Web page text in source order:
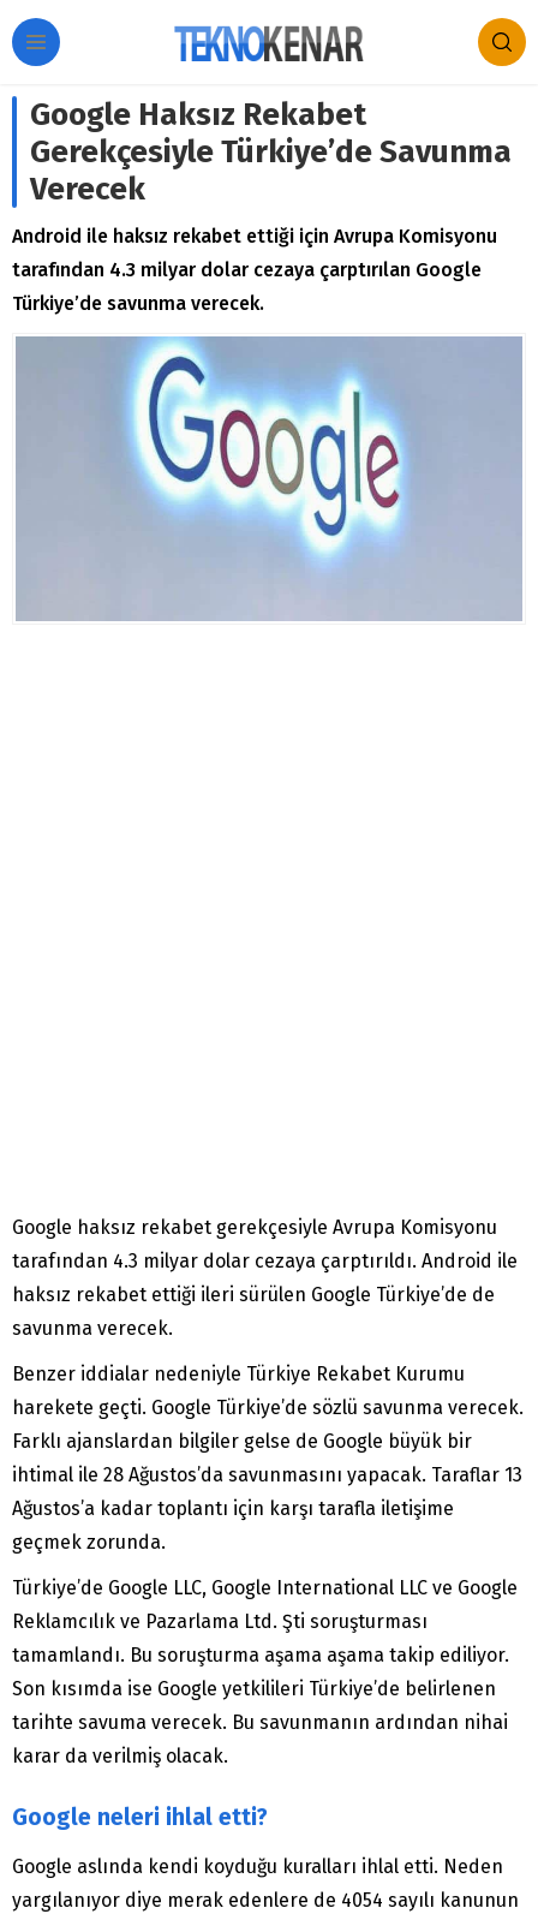
Google Haksız Rekabet
Gerekçesiyle Türkiye’de Savunma
Verecek
Android ile haksız rekabet ettiği için Avrupa Komisyonu
tarafından 4.3 milyar dolar cezaya çarptırılan Google
Türkiye’de savunma verecek.
Google haksız rekabet gerekçesiyle Avrupa Komisyonu
tarafından 4.3 milyar dolar cezaya çarptırıldı. Android ile
haksız rekabet ettiği ileri sürülen Google Türkiye’de de
savunma verecek.
Benzer iddialar nedeniyle Türkiye Rekabet Kurumu
harekete geçti. Google Türkiye’de sözlü savunma verecek.
Farklı ajanslardan bilgiler gelse de Google büyük bir
ihtimal ile 28 Ağustos’da savunmasını yapacak. Taraflar 13
Ağustos’a kadar toplantı için karşı tarafla iletişime
geçmek zorunda.
Türkiye’de Google LLC, Google International LLC ve Google
Reklamcılık ve Pazarlama Ltd. Şti soruşturması
tamamlandı. Bu soruşturma aşama aşama takip ediliyor.
Son kısımda ise Google yetkilileri Türkiye’de belirlenen
tarihte savuma verecek. Bu savunmanın ardından nihai
karar da verilmiş olacak.
Google neleri ihlal etti?
Google aslında kendi koyduğu kuralları ihlal etti. Neden
yargılanıyor diye merak edenlere de 4054 sayılı kanunun